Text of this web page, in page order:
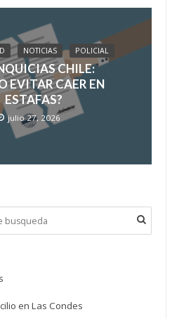
NOTICIAS POLICIAL
CHILE:
EVITAR CAER EN
ESTAFAS?
julio 27, 2026
en Las Condes